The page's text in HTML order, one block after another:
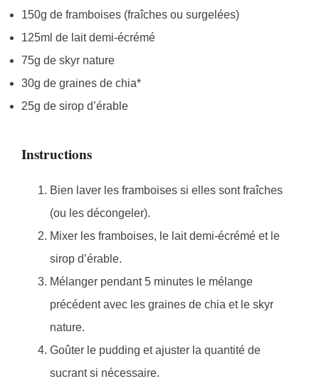
150g de framboises (fraîches ou surgelées)
125ml de lait demi-écrémé
75g de skyr nature
30g de graines de chia*
25g de sirop d’érable
Instructions
Bien laver les framboises si elles sont fraîches
(ou les décongeler).
Mixer les framboises, le lait demi-écrémé et le
sirop d’érable.
Mélanger pendant 5 minutes le mélange
précédent avec les graines de chia et le skyr
nature.
Goûter le pudding et ajuster la quantité de
sucrant si nécessaire.